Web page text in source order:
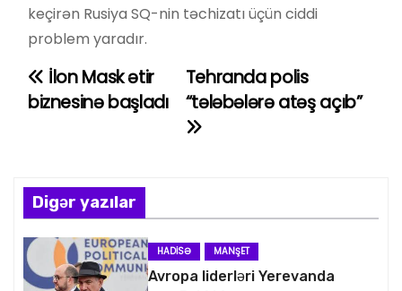
keçirən Rusiya SQ-nin təchizatı üçün ciddi
problem yaradır.
Y
ı
n
a
Tehranda polis
“tələbələrə atəş açıb”
İlon Mask ətir
biznesinə başladı
Digər yazılar
HADISƏ MANŞET
Avropa liderləri Yerevanda